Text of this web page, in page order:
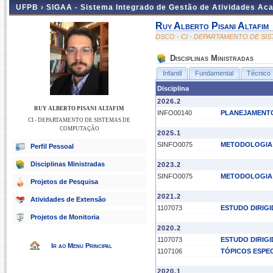
UFPB › SIGAA - Sistema Integrado de Gestão de Atividades
RUY ALBERTO PISANI ALTAFIM
CI - DEPARTAMENTO DE SISTEMAS DE
COMPUTAÇÃO
Perfil Pessoal
Disciplinas Ministradas
Projetos de Pesquisa
Atividades de Extensão
Projetos de Monitoria
Ir ao Menu Principal
Ruy Alberto Pisani Altafim
DSCO - CI - DEPARTAMENTO DE
Disciplinas Ministradas
Infantil Fundamental Técnico
Disciplina
2026.2
INFO00140
2025.1
SINFO0075
2023.2
SINFO0075
2021.2
1107073
ESTUDO
2020.2
1107073
ESTUDO
1107106
TÓPICOS
2020.1